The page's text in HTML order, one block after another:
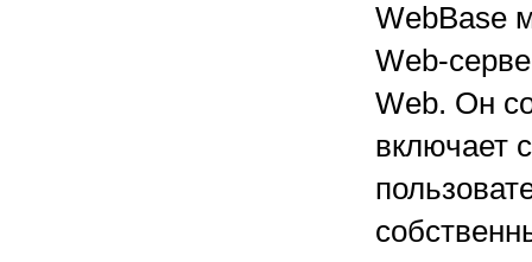
WebBase
Web-
Web. Он
включает